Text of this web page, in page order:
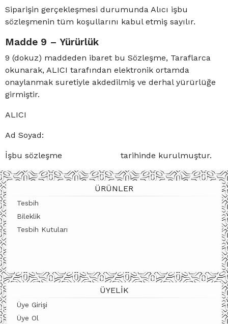
Siparişin gerçekleşmesi durumunda Alıcı işbu
sözleşmenin tüm koşullarını kabul etmiş sayılır.
Madde 9 – Yürürlük
9 (dokuz) maddeden ibaret bu Sözleşme, Taraflarca
okunarak, ALICI tarafından elektronik ortamda
onaylanmak suretiyle akdedilmiş ve derhal yürürlüğe
girmiştir.
ALICI
Ad Soyad:
İşbu sözleşme tarihinde kurulmuştur.
ÜRÜNLER
Tesbih
Bileklik
Tesbih Kutuları
ÜYELIK
Üye Girişi
Üye Ol